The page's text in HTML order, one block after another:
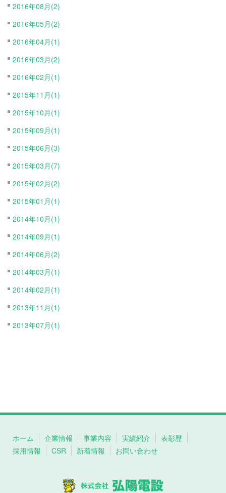
2016年08月(2)
2016年05月(2)
2016年04月(1)
2016年03月(2)
2016年02月(1)
2015年11月(1)
2015年10月(1)
2015年09月(1)
2015年06月(3)
2015年03月(7)
2015年02月(2)
2015年01月(1)
2014年10月(1)
2014年09月(1)
2014年06月(2)
2014年03月(1)
2014年02月(1)
2013年11月(1)
2013年07月(1)
ホーム 企業情報 事業内容 実績紹介
表彰歴
採用情報
CSR 新着情報 お問い合わせ